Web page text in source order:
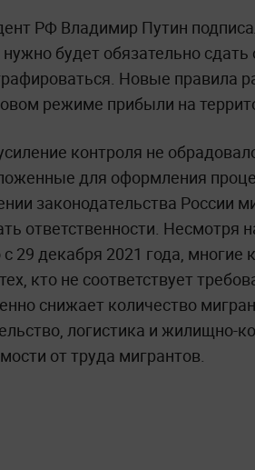
РФ Владимир Путин
нужно будет обязательно
Новые правила
режиме прибыли на
контроля не
для оформления
законодательства России
ответственности. Несмотря
с 29 декабря 2021 года,
кто не соответствует
снижает количество
логистика и жилищно-
от труда мигрантов.